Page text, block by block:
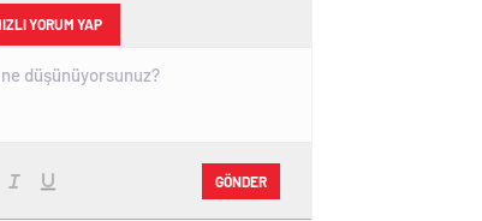
YORUM YAP
GÖNDER